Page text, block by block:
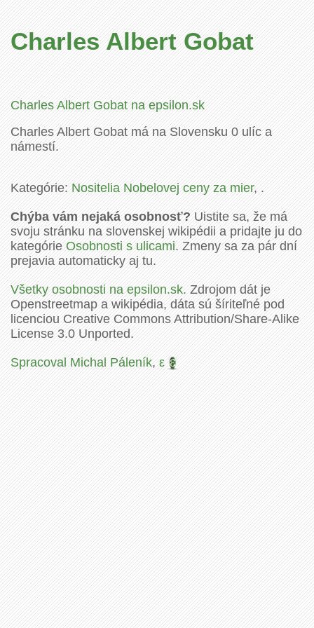
Charles Albert Gobat
Charles Albert Gobat na epsilon.sk
Charles Albert Gobat má na Slovensku 0 ulíc a
námestí.
Kategórie:Nositelia Nobelovej ceny za mier, .
Chýba vám nejaká osobnosť?Uistite sa, že má
svoju stránku na slovenskej wikipédii a pridajte ju do
kategórieOsobnosti s ulicami. Zmeny sa za pár dní
prejavia automaticky aj tu.
Všetky osobnosti na epsilon.sk.Zdrojom dát je
Openstreetmap a wikipédia, dáta sú šíriteľné pod
licenciou Creative Commons Attribution/Share-Alike
License 3.0 Unported.
Spracoval Michal Páleník,ε